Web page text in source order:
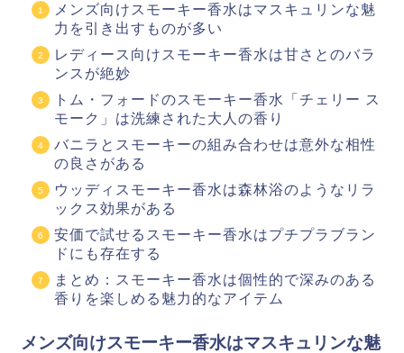
メンズ向けスモーキー香水はマスキュリンな魅
力を引き出すものが多い
レディース向けスモーキー香水は甘さとのバラ
ンスが絶妙
トム・フォードのスモーキー香水「チェリー ス
モーク」は洗練された大人の香り
バニラとスモーキーの組み合わせは意外な相性
の良さがある
ウッディスモーキー香水は森林浴のようなリラ
ックス効果がある
安価で試せるスモーキー香水はプチプラブラン
ドにも存在する
まとめ：スモーキー香水は個性的で深みのある
香りを楽しめる魅力的なアイテム
メンズ向けスモーキー香水はマスキュリンな魅